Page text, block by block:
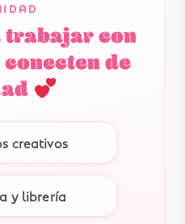
trabajar con
de
creativos
y librería